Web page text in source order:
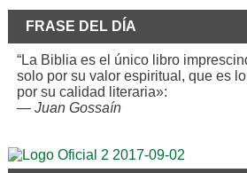
FRASE DEL DÍA
“La Biblia es el único libro
solo por su valor espiritual, que es
por su calidad literaria»:
— Juan Gossaín